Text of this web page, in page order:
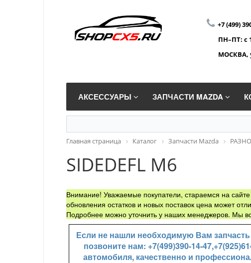
+7 (499)
ПН–ПТ: с
МОСКВА,
АКСЕССУАРЫ ЗАПЧАСТИ MAZDA
Главная страница Каталог Запчасти Mazda
SIDEDEFL M6
Внимание! Уважаемые покупатели, стараемся на
обновления остатков и новых поставок цена может
Подробнее можно уточнить у наших менеджеров. Мы
Если не нашли необходимую Вам запчасть
позвоните нам: +7(499)390-14-
автомобиля, качественно и